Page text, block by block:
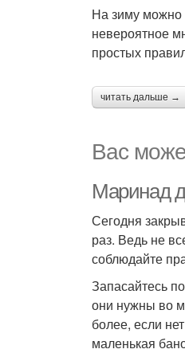
На зиму можно
невероятное
простых
читать дальше →
Вас
Маринад
Сегодня
раз. Ведь не
соблюдайте
Запасайтесь
они нужны во
более, если
маленькая